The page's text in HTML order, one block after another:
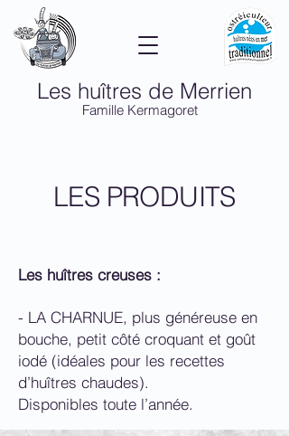
Les huîtres de Merrien
Famille Kermagoret
LES PRODUITS
Les huîtres creuses :
- LA CHARNUE, plus généreuse en
bouche, petit côté croquant et goût
iodé (idéales pour les recettes
d’huîtres chaudes).
Disponibles toute l’année.